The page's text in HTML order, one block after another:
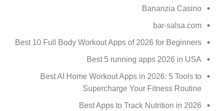
Bananzia Casino
bar-salsa.com
Best 10 Full Body Workout Apps of 2026 for Beginners
Best 5 running apps 2026 in USA
Best AI Home Workout Apps in 2026: 5 Tools to
Supercharge Your Fitness Routine
Best Apps to Track Nutrition in 2026